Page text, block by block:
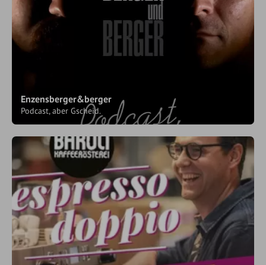
Enzensberger&berger
Podcast, aber Gscheid.